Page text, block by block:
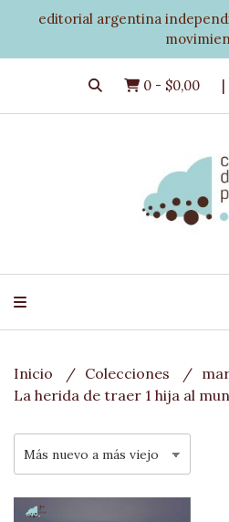
editorial argentina
0 - $0,00
Inicio Colecciones
La herida de traer 1 hija al